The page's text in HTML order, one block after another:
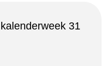
31